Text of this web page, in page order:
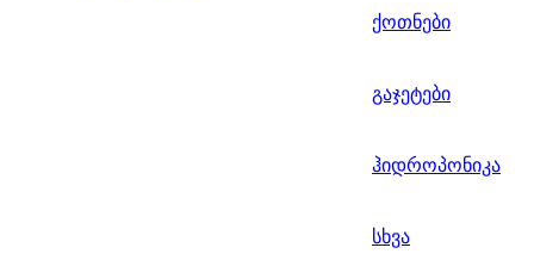
ქოთნები
გაჯეტები
ჰიდროპონიკა
სხვა